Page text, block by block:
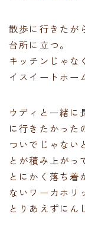
散歩に行きたが
台所に立つ。
キッチンじゃな
イスイートホー
ウディと一緒に
に行きたかった
ついでじゃない
とが積み上がっ
とにかく落ち着
ないワーカホリ
とりあえずにん